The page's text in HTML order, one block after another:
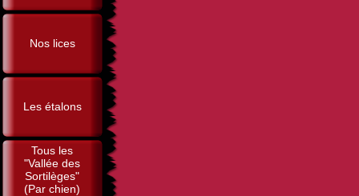
Nos lices
Les étalons
Tous les
"Vallée des
Sortilèges"
(Par chien)